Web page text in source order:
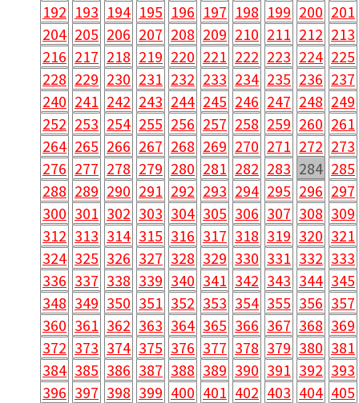
192 193 194 195 196 197 198 199 200 201
204 205 206 207 208 209 210 211 212 213
216 217 218 219 220 221 222 223 224 225
228 229 230 231 232 233 234 235 236 237
240 241 242 243 244 245 246 247 248 249
252 253 254 255 256 257 258 259 260 261
264 265 266 267 268 269 270 271 272 273
276 277 278 279 280 281 282 283 284 285
288 289 290 291 292 293 294 295 296 297
300 301 302 303 304 305 306 307 308 309
312 313 314 315 316 317 318 319 320 321
324 325 326 327 328 329 330 331 332 333
336 337 338 339 340 341 342 343 344 345
348 349 350 351 352 353 354 355 356 357
360 361 362 363 364 365 366 367 368 369
372 373 374 375 376 377 378 379 380 381
384 385 386 387 388 389 390 391 392 393
396 397 398 399 400 401 402 403 404 405